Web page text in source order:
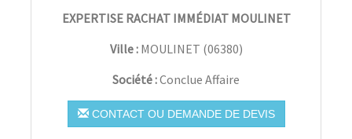
EXPERTISE RACHAT IMMÉDIAT MOULINET
Ville : MOULINET (06380)
Société :Conclue Affaire
CONTACT OU DEMANDE DE DEVIS